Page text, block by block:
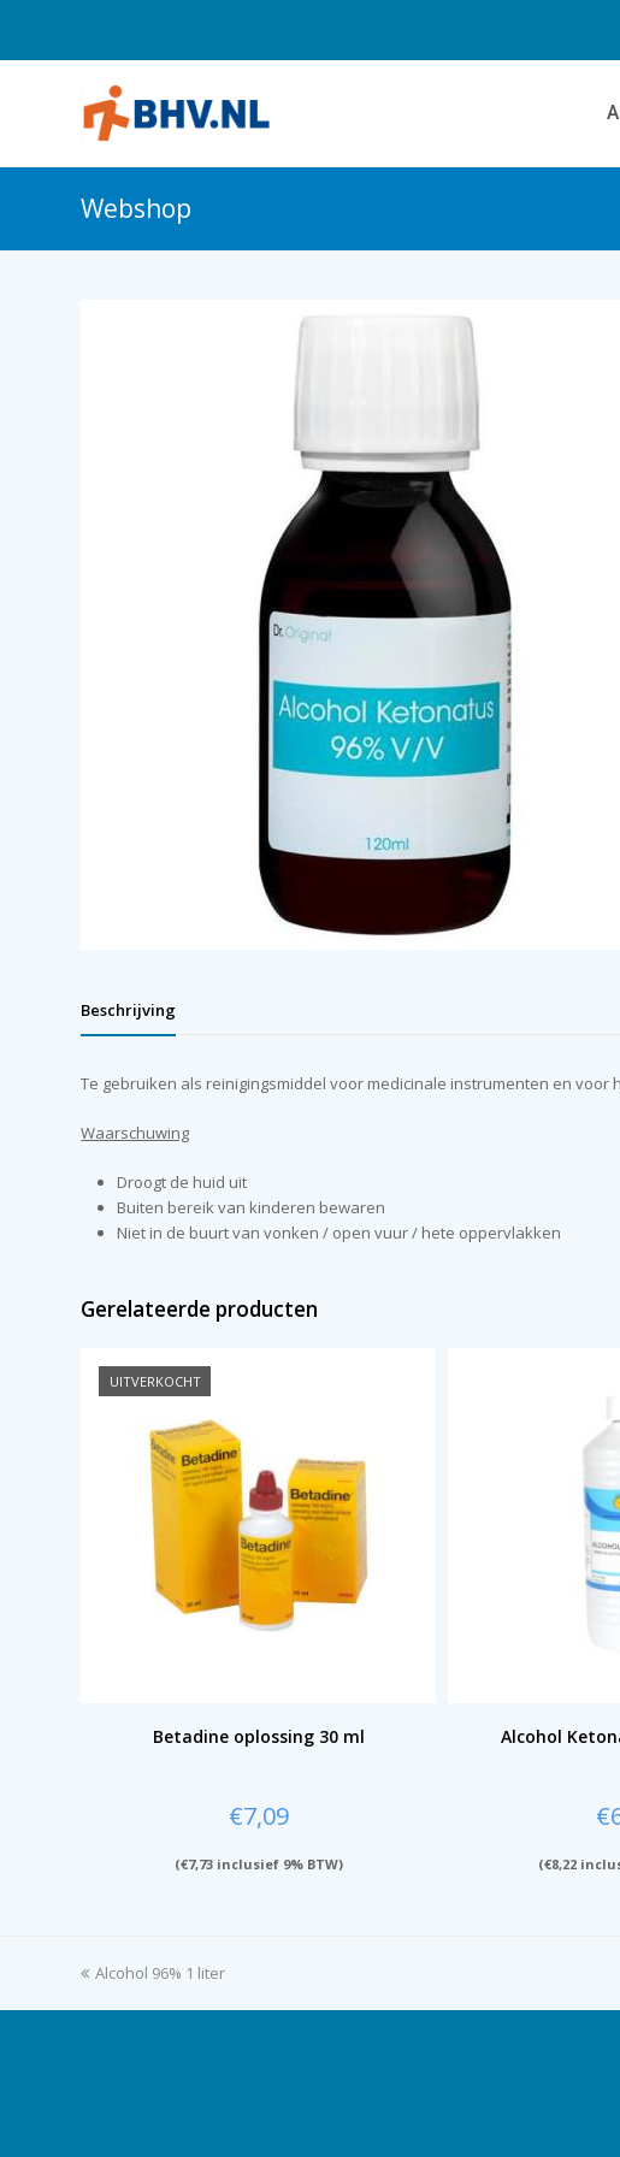
Webshop
Beschrijving
Te gebruiken als reinigingsmiddel voor medicinale instrumenten en
Waarschuwing
Droogt de huid uit
Buiten bereik van kinderen bewaren
Niet in de buurt van vonken / open vuur / hete oppervlakken
Gerelateerde producten
UITVERKOCHT
Betadine oplossing 30 ml
€7,09
(€7,73inclusief 9% BTW)
Alcohol
€
(€8,22
previous
Alcohol 96% 1 liter